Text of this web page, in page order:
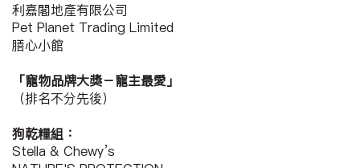
利嘉閣地產有限公司
Pet Planet Trading Limited
膳心小館
「寵物品牌大獎－寵主最愛」
（排名不分先後）
狗乾糧組：
Stella & Chewy’s